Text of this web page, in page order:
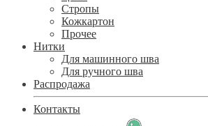
Стропы
Кожкартон
Прочее
Нитки
Для машинного шва
Для ручного шва
Распродажа
Контакты